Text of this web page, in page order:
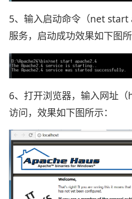
5、输入启动命令（net start
服务，启动成功效果如下图所
6、打开浏览器，输入网址
访问，效果如下图所示：